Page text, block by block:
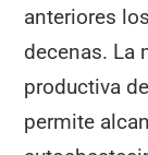
anteriores
decenas. La
productiva
permite